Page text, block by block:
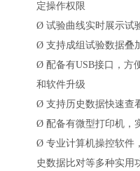
定操作权限
Ø 试验曲线实时展示试
Ø 支持成组试验数据叠
Ø 配备有USB接口，方
和软件升级
Ø 支持历史数据快速查
Ø 配备有微型打印机，
Ø 专业计算机操控软件
史数据比对等多种实用